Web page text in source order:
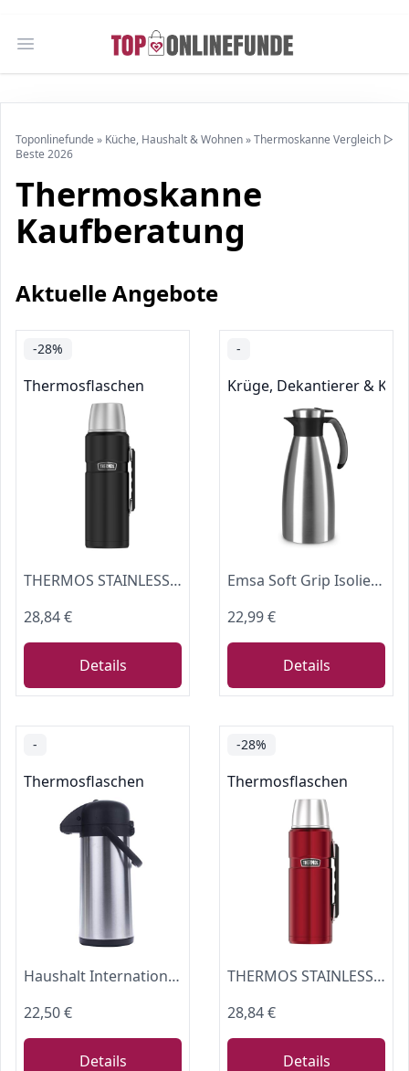
Open main menu
Toponlinefunde » Küche, Haushalt & Wohnen»Thermoskanne Vergleich ▷
Beste 2026
Thermoskanne
Kaufberatung
Aktuelle Angebote
-28%
Thermosflaschen
THERMOS STAINLESS KING Thermosflasche 1,20 l, 24 h heiß, charcoal black mat
28,84 €
Details
-
Krüge, Dekantierer &
Emsa Soft Grip Isolierkanne, 1,5 Liter, Edelstahl, 12 Stunden heiß + 24 Stunden kalt, Auslaufsicher, Rutschfester Griff, Farbe Schwarz, 514499
22,99 €
Details
-
Thermosflaschen
Haushalt International Airpot 3,0 L Pumpkanne Isolierkanne Thermo Kanne Kaffeekanne Camping Edelstahl
22,50 €
Details
-28%
Thermosflaschen
THERMOS STAINLESS KING Thermosflasche 1,20 l, 24 h heiß, cranberry red
28,84 €
Details